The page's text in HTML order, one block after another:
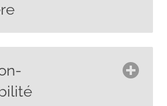
pour trouver des
cliniques générales et
sur le
des médicaments